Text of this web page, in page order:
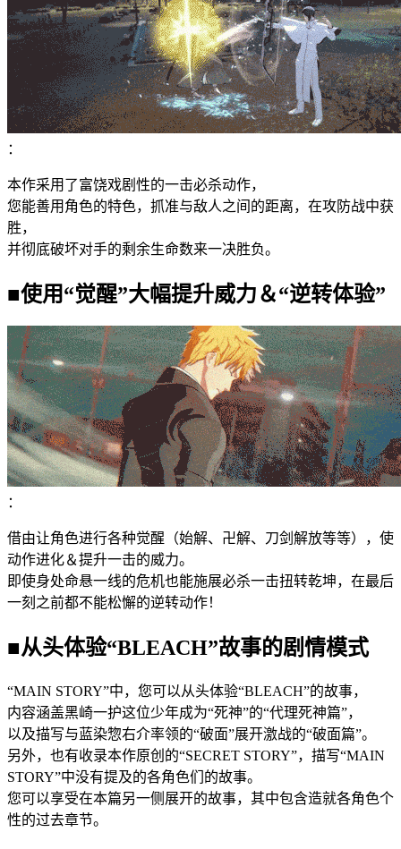
：
本作采用了富饶戏剧性的一击必杀动作，
您能善用角色的特色，抓准与敌人之间的距离，在攻防战中获
胜，
并彻底破坏对手的剩余生命数来一决胜负。
■使用“觉醒”大幅提升威力＆“逆转体验”
：
借由让角色进行各种觉醒（始解、卍解、刀剑解放等等），使
动作进化＆提升一击的威力。
即使身处命悬一线的危机也能施展必杀一击扭转乾坤，在最后
一刻之前都不能松懈的逆转动作！
■从头体验“BLEACH”故事的剧情模式
“MAIN STORY”中，您可以从头体验“BLEACH”的故事，
内容涵盖黑崎一护这位少年成为“死神”的“代理死神篇”，
以及描写与蓝染惣右介率领的“破面”展开激战的“破面篇”。
另外，也有收录本作原创的“SECRET STORY”，描写“MAIN
STORY”中没有提及的各角色们的故事。
您可以享受在本篇另一侧展开的故事，其中包含造就各角色个
性的过去章节。